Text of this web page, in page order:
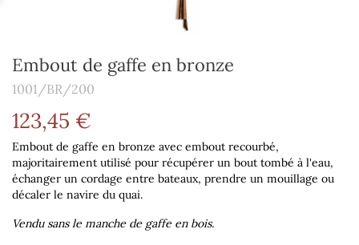
Embout de gaffe en bronze
1001/BR/200
123,45 €
Embout de gaffe en bronze avec embout recourbé,
majoritairement utilisé pour récupérer un bout tombé à l'eau,
échanger un cordage entre bateaux, prendre un mouillage ou
décaler le navire du quai.
Vendu sans le manche de gaffe en bois.